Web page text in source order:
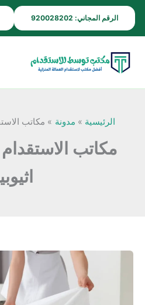
الرقم المجاني: 920028202
تخطي
إلى
المحتوى
الرئيسية مدونة مكاتب
مكاتب
وخادمات